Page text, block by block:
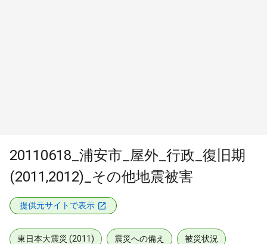
20110618_浦安市_屋外_行政_復旧期
(2011,2012)_その他地震被害
提供元サイトで表示
東日本大震災 (2011) 震災への備え 被災状況